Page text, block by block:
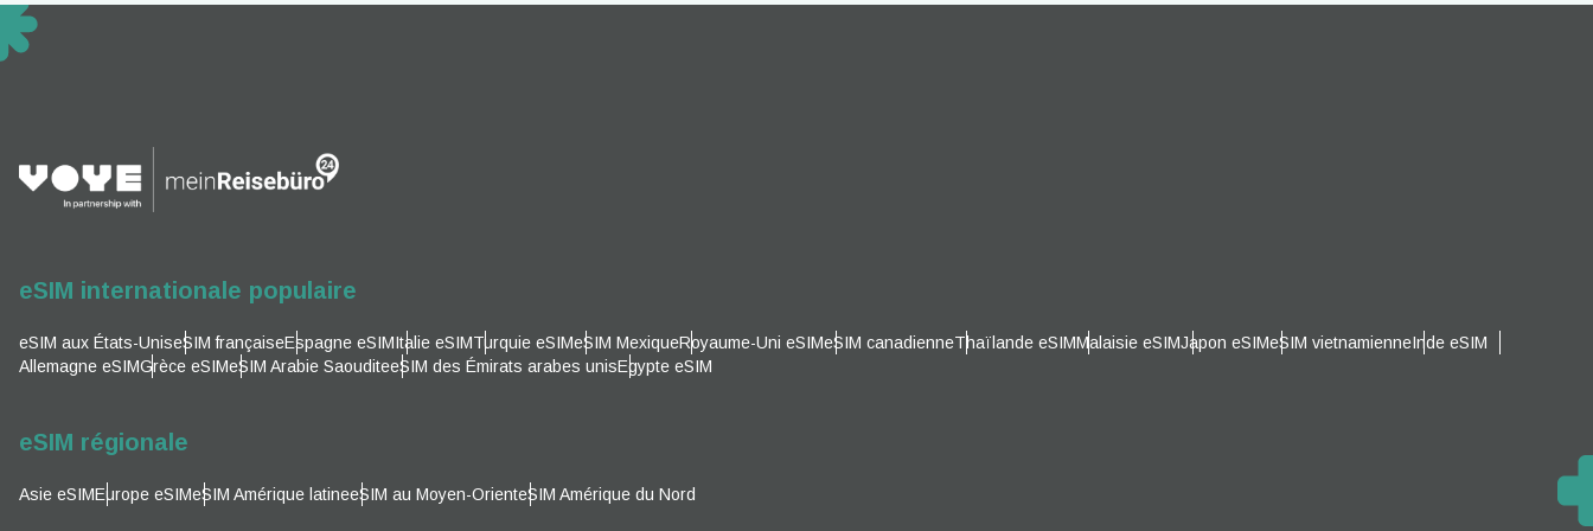
eSIM internationale populaire
eSIM aux États-UniseSIM françaiseEspagne eSIMItalie eSIMTurquie eSIMeSIM MexiqueRoyaume-Uni eSIMeSIM canadienneThaïlande eSIMMalaisie eSIMJapon eSIMeSIM vietnamienneInde eSIM
Allemagne eSIMGrèce eSIMeSIM Arabie SaouditeeSIM des Émirats arabes unisEgypte eSIM
eSIM régionale
Asie eSIMEurope eSIMeSIM Amérique latineeSIM au Moyen-OrienteSIM Amérique du Nord
Türkçe 简体中文
ILS - Shekel Israélien